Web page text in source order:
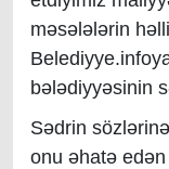
məsələlərin
bələdiyyəsinin
Sədrin
onu əhatə edən